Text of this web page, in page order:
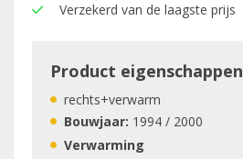
Verzekerd van de laagste prijs
Product eigenschappen
rechts+verwarm
Bouwjaar: 1994 / 2000
Verwarming